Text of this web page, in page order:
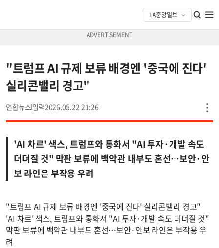
"트럼프 AI 규제 보류 배경엔 '중국에 진다'
실리콘밸리 경고"
연합뉴스 2026.05.22 21:26
'AI 차르' 색스, 트럼프와 통화서 "AI 투자·개발 속도
더뎌질 것" 막판 보류에 백악관 내부도 혼선…보안·안
보 라인은 부작용 우려
"트럼프 AI 규제 보류 배경엔 '중국에 진다' 실리콘밸리 경고"
'AI 차르' 색스, 트럼프와 통화서 "AI 투자·개발 속도 더뎌질 것"
막판 보류에 백악관 내부도 혼선…보안·안보 라인은 부작용 우
려